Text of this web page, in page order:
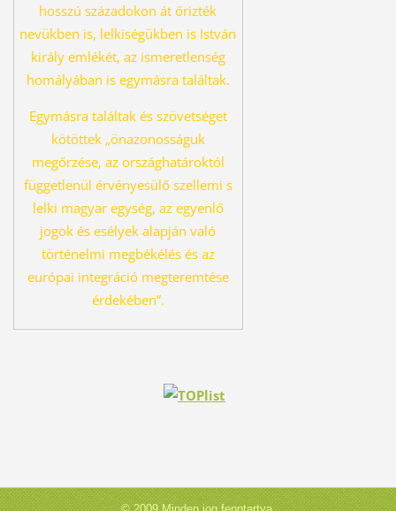
hosszú századokon át őrizték
nevükben is, lelkiségükben is István
király emlékét, az ismeretlenség
homályában is egymásra találtak.
Egymásra találtak és szövetséget
kötöttek „önazonosságuk
megőrzése, az országhatároktól
függetlenül érvényesülő szellemi s
lelki magyar egység, az egyenlő
jogok és esélyek alapján való
történelmi megbékélés és az
európai integráció megteremtése
érdekében”.